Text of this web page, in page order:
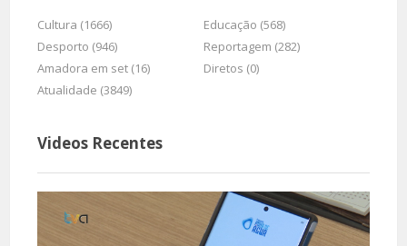
Cultura (1666)
Educação (568)
Desporto (946)
Reportagem (282)
Amadora em set (16)
Diretos (0)
Atualidade (3849)
Videos Recentes